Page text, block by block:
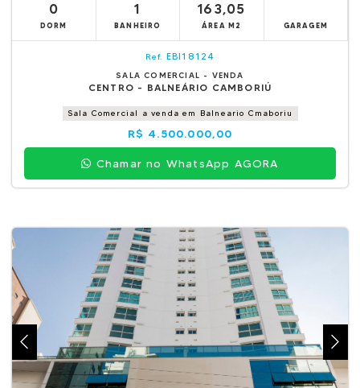
0
DORM
1
BANHEIRO
163,05
ÁREA M2 GARAGEM
Ref. EBI18124
SALA COMERCIAL - VENDA
CENTRO - BALNEÁRIO CAMBORIÚ
Sala Comercial a venda em Balneario Cmaboriu
R$ 4.500.000,00
Chamar no WhatsApp AGORA